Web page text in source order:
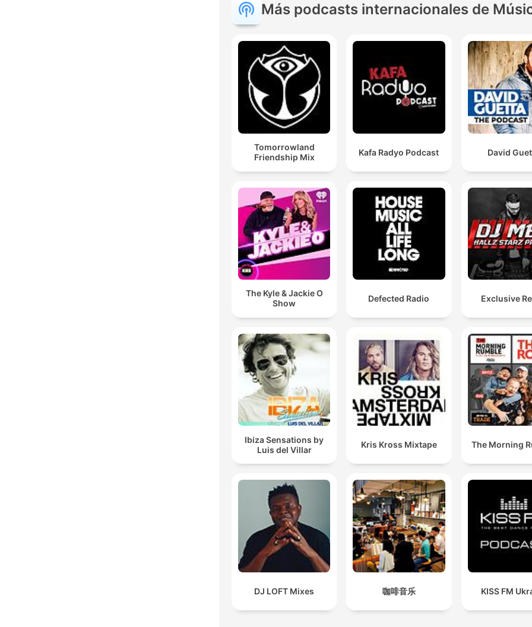
Más podcasts internacionales de
Tomorrowland
Friendship Mix
Kafa Radyo Podcast David
The Kyle & Jackie O
Show
Defected Radio Exclusive
Ibiza Sensations by
Luis del Villar
Kris Kross Mixtape The Morning
DJ LOFT Mixes 咖啡音乐 KISS FM